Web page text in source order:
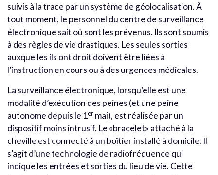
suivis à la trace par un système de géolocalisation. À
tout moment, le personnel du centre de surveillance
électronique sait où sont les prévenus. Ils sont soumis
à des règles de vie drastiques. Les seules sorties
auxquelles ils ont droit doivent être liées à
l’instruction en cours ou à des urgences médicales.
La surveillance électronique, lorsqu’elle est une
modalité d’exécution des peines (et une peine
autonome depuis le 1er mai), est réalisée par un
dispositif moins intrusif. Le «bracelet» attaché à la
cheville est connecté à un boîtier installé à domicile. Il
s’agit d’une technologie de radiofréquence qui
indique les entrées et sorties du lieu de vie. Cette